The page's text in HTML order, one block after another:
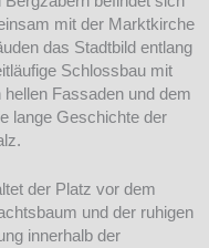
mit der Marktkirche
das Stadtbild entlang
Schlossbau mit
Fassaden und dem
lange Geschichte der
der Platz vor dem
und der ruhigen
innerhalb der